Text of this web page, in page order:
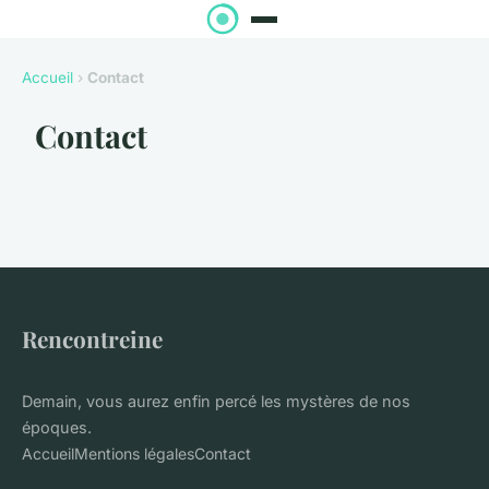
Accueil › Contact
Contact
Rencontreine
Demain, vous aurez enfin percé les mystères de nos
époques.
AccueilMentions légalesContact